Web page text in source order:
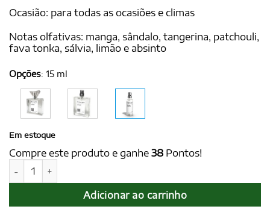
Ocasião: para todas as ocasiões e climas
Notas olfativas: manga, sândalo, tangerina, patchouli,
fava tonka, sálvia, limão e absinto
Opções: 15 ml
Em estoque
Compre este produto e ganhe 38 Pontos!
ATHOS for Men 15 ml - Ref. Polo Black, de Ralph Lauren
Adicionar ao carrinho